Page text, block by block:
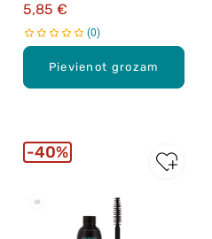
Pievienot grozam
5,85 €
0
40%